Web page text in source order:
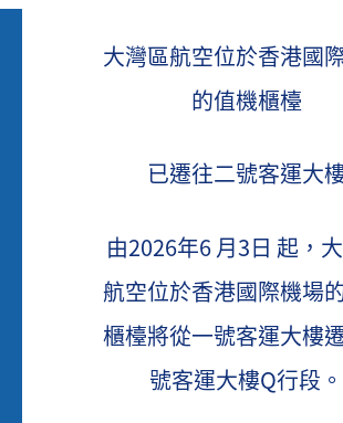
大灣區航空位於香港國
的值機櫃檯
已遷往二號客運大
由2026年6 月3日 起，
航空位於香港國際機場
櫃檯將從一號客運大樓
號客運大樓Q行段。
緊貼我們